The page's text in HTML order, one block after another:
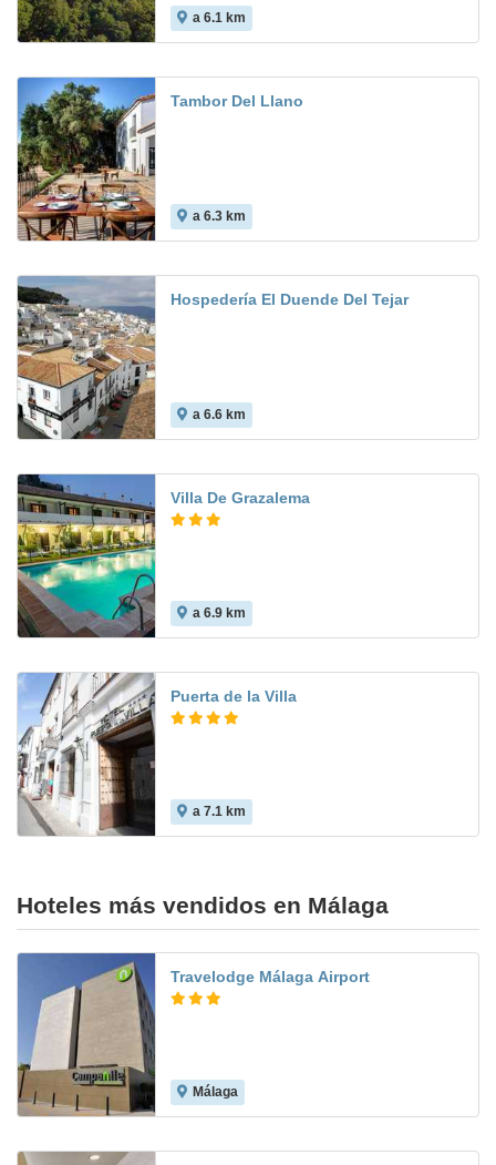
a 6.1 km
Tambor Del Llano
a 6.3 km
Hospedería El Duende Del Tejar
a 6.6 km
Villa De Grazalema
a 6.9 km
Puerta de la Villa
a 7.1 km
Hoteles más vendidos en Málaga
Travelodge Málaga Airport
Málaga